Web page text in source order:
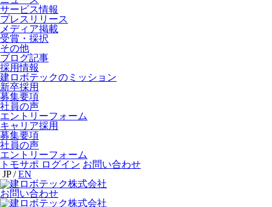
サービス情報
プレスリリース
メディア掲載
受賞・採択
その他
ブログ記事
採用情報
建ロボテックのミッション
新卒採用
募集要項
社員の声
エントリーフォーム
キャリア採用
募集要項
社員の声
エントリーフォーム
トモサポ ログイン お問い合わせ
JP/EN
お問い合わせ